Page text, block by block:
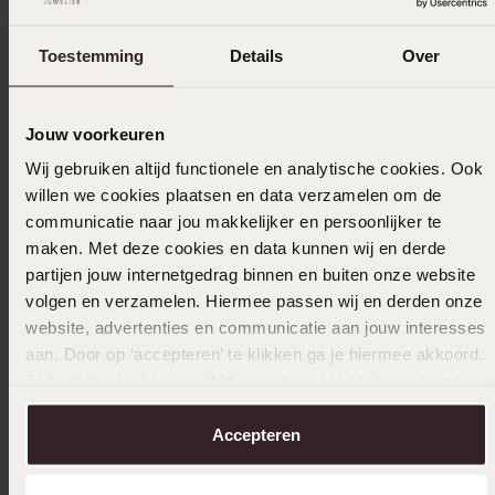
Toestemming Details Over
Jouw voorkeuren
Wij gebruiken altijd functionele en analytische cookies. Ook
willen we cookies plaatsen en data verzamelen om de
communicatie naar jou makkelijker en persoonlijker te
maken. Met deze cookies en data kunnen wij en derde
partijen jouw internetgedrag binnen en buiten onze website
volgen en verzamelen. Hiermee passen wij en derden onze
website, advertenties en communicatie aan jouw interesses
aan. Door op ‘accepteren’ te klikken ga je hiermee akkoord.
over in onscookiebeleid.
Accepteren
Größe auswählen und bestellen
Das könnte dir gefallen